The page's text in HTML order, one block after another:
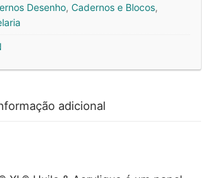
Desenho, Cadernos e Blocos,
adicional